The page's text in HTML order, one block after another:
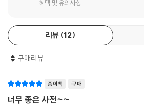
혜택 및 유의사항
리뷰 12
구매리뷰
종이책 구매
너무 좋은 사전~~